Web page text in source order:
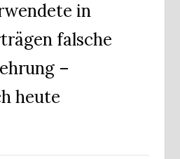
in
falsche
–
heute